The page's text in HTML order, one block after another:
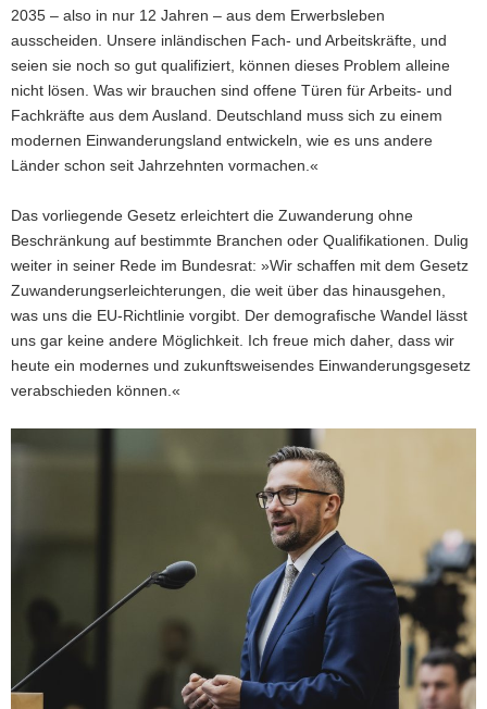
2035 – also in nur 12 Jahren – aus dem Erwerbsleben
ausscheiden. Unsere inländischen Fach- und Arbeitskräfte, und
seien sie noch so gut qualifiziert, können dieses Problem alleine
nicht lösen. Was wir brauchen sind offene Türen für Arbeits- und
Fachkräfte aus dem Ausland. Deutschland muss sich zu einem
modernen Einwanderungsland entwickeln, wie es uns andere
Länder schon seit Jahrzehnten vormachen.«
Das vorliegende Gesetz erleichtert die Zuwanderung ohne
Beschränkung auf bestimmte Branchen oder Qualifikationen. Dulig
weiter in seiner Rede im Bundesrat: »Wir schaffen mit dem Gesetz
Zuwanderungserleichterungen, die weit über das hinausgehen,
was uns die EU-Richtlinie vorgibt. Der demografische Wandel lässt
uns gar keine andere Möglichkeit. Ich freue mich daher, dass wir
heute ein modernes und zukunftsweisendes Einwanderungsgesetz
verabschieden können.«